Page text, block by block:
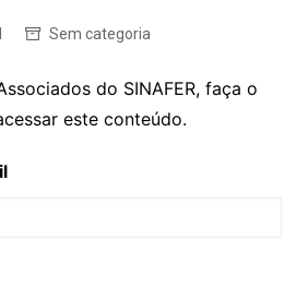
Sem categoria
do SINAFER, faça o
este conteúdo.